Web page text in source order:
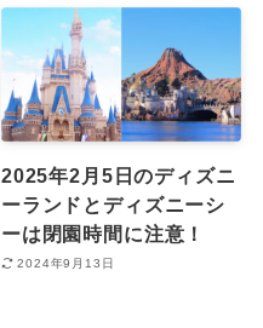
2025年2月5日のディズニ
ーランドとディズニーシ
ーは閉園時間に注意！
2024年9月13日